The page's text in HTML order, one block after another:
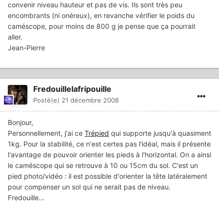
convenir niveau hauteur et pas de vis. Ils sont très peu
encombrants (ni onéreux), en revanche vérifier le poids du
caméscope, pour moins de 800 g je pense que ça pourrait
aller.
Jean-Pierre
Fredouillelafripouille
Posté(e) 21 décembre 2008
Bonjour,
Personnellement, j'ai ce Trépied qui supporte jusqu'à quasiment
1kg. Pour la stabilité, ce n'est certes pas l'idéal, mais il présente
l'avantage de pouvoir orienter les pieds à l'horizontal. On a ainsi
le caméscope qui se retrouve à 10 ou 15cm du sol. C'est un
pied photo/vidéo : il est possible d'orienter la tête latéralement
pour compenser un sol qui ne serait pas de niveau.
Fredouille...